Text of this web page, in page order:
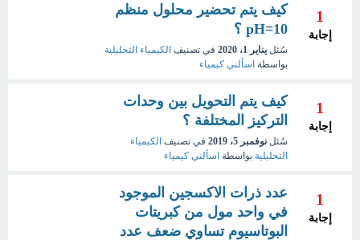
1
إجابة
كيف يتم تحضير محلول منظم
pH=10 ؟
سُئل يناير 1، 2020 في تصنيف الكيمياء التحليلية
بواسطة اسألني كيمياء
1
إجابة
كيف يتم التحويل بين وحدات
التركيز المختلفة ؟
سُئل نوفمبر 5، 2019 في تصنيف الكيمياء
التحليلية بواسطة اسألني كيمياء
1
إجابة
عدد ذرات الاكسجين الموجود
في واحد مول من كبريتات
البوتاسيوم تساوي ضعف عدد